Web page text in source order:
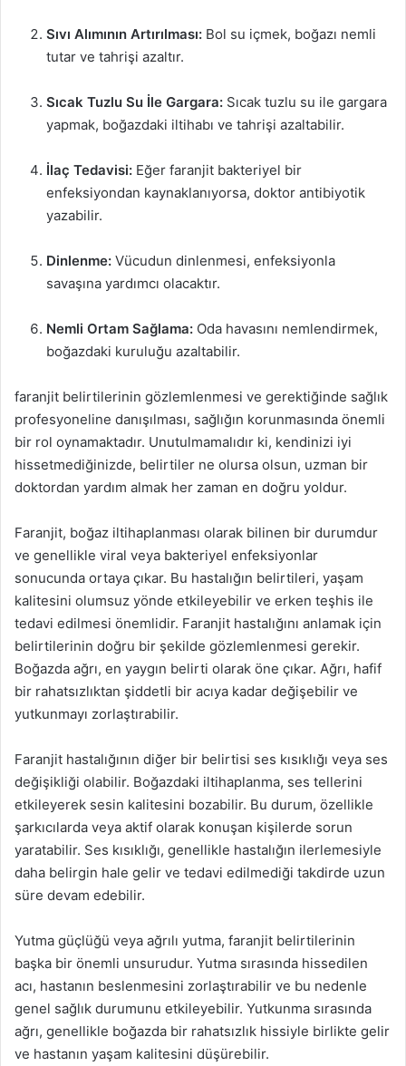
Sıvı Alımının Artırılması: Bol su içmek, boğazı nemli
tutar ve tahrişi azaltır.
Sıcak Tuzlu Su İle Gargara: Sıcak tuzlu su ile gargara
yapmak, boğazdaki iltihabı ve tahrişi azaltabilir.
İlaç Tedavisi: Eğer faranjit bakteriyel bir
enfeksiyondan kaynaklanıyorsa, doktor antibiyotik
yazabilir.
Dinlenme: Vücudun dinlenmesi, enfeksiyonla
savaşına yardımcı olacaktır.
Nemli Ortam Sağlama: Oda havasını nemlendirmek,
boğazdaki kuruluğu azaltabilir.
faranjit belirtilerinin gözlemlenmesi ve gerektiğinde sağlık
profesyoneline danışılması, sağlığın korunmasında önemli
bir rol oynamaktadır. Unutulmamalıdır ki, kendinizi iyi
hissetmediğinizde, belirtiler ne olursa olsun, uzman bir
doktordan yardım almak her zaman en doğru yoldur.
Faranjit, boğaz iltihaplanması olarak bilinen bir durumdur
ve genellikle viral veya bakteriyel enfeksiyonlar
sonucunda ortaya çıkar. Bu hastalığın belirtileri, yaşam
kalitesini olumsuz yönde etkileyebilir ve erken teşhis ile
tedavi edilmesi önemlidir. Faranjit hastalığını anlamak için
belirtilerinin doğru bir şekilde gözlemlenmesi gerekir.
Boğazda ağrı, en yaygın belirti olarak öne çıkar. Ağrı, hafif
bir rahatsızlıktan şiddetli bir acıya kadar değişebilir ve
yutkunmayı zorlaştırabilir.
Faranjit hastalığının diğer bir belirtisi ses kısıklığı veya ses
değişikliği olabilir. Boğazdaki iltihaplanma, ses tellerini
etkileyerek sesin kalitesini bozabilir. Bu durum, özellikle
şarkıcılarda veya aktif olarak konuşan kişilerde sorun
yaratabilir. Ses kısıklığı, genellikle hastalığın ilerlemesiyle
daha belirgin hale gelir ve tedavi edilmediği takdirde uzun
süre devam edebilir.
Yutma güçlüğü veya ağrılı yutma, faranjit belirtilerinin
başka bir önemli unsurudur. Yutma sırasında hissedilen
acı, hastanın beslenmesini zorlaştırabilir ve bu nedenle
genel sağlık durumunu etkileyebilir. Yutkunma sırasında
ağrı, genellikle boğazda bir rahatsızlık hissiyle birlikte gelir
ve hastanın yaşam kalitesini düşürebilir.